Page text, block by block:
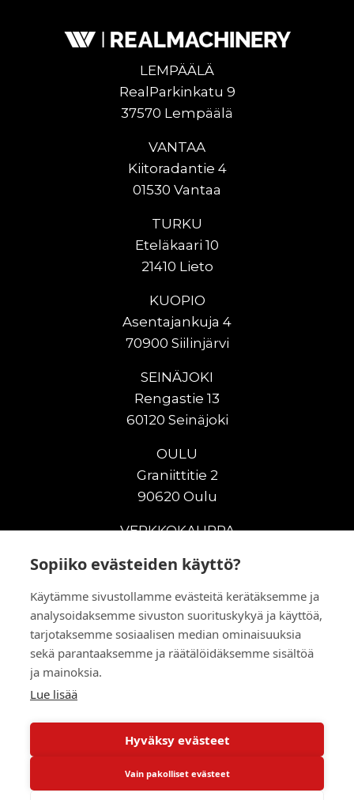
Sopiiko evästeiden käyttö?
Käytämme sivustollamme evästeitä kerätäksemme ja
analysoidaksemme sivuston suorituskykyä ja käyttöä,
tarjotaksemme sosiaalisen median ominaisuuksia
sekä parantaaksemme ja räätälöidäksemme sisältöä
ja mainoksia.
Lue lisää
Hyväksy evästeet
Vain pakolliset evästeet
LEMPÄÄLÄ
RealParkinkatu 9
37570 Lempäälä
VANTAA
Kiitoradantie 4
01530 Vantaa
TURKU
Eteläkaari 10
21410 Lieto
KUOPIO
Asentajankuja 4
70900 Siilinjärvi
SEINÄJOKI
Rengastie 13
60120 Seinäjoki
OULU
Graniittitie 2
90620 Oulu
VERKKOKAUPPA
Uudet maanrakennuskoneet
Vuokrakoneet
Kampanjat
Vaihtokoneet
© 2026 RealMachinery Oy
Powered by